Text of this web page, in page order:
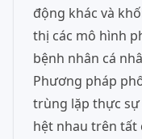
động khác và
thị các mô hình
bệnh nhân cá
Phương pháp
trùng lặp thực
hệt nhau trên tất